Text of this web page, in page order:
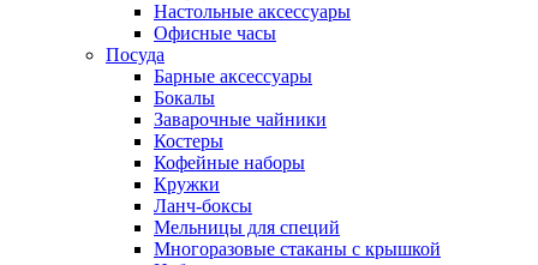
Настольные аксессуары
Офисные часы
Посуда
Барные аксессуары
Бокалы
Заварочные чайники
Костеры
Кофейные наборы
Кружки
Ланч-боксы
Мельницы для специй
Многоразовые стаканы с крышкой